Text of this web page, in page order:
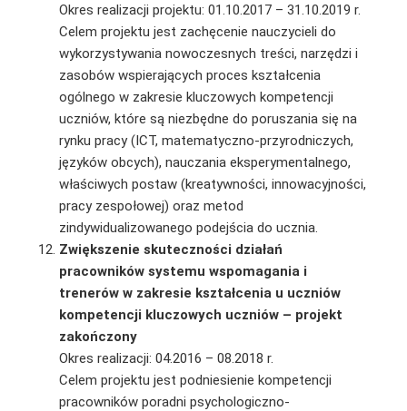
Okres realizacji projektu: 01.10.2017 – 31.10.2019 r.
Celem projektu jest zachęcenie nauczycieli do
wykorzystywania nowoczesnych treści, narzę­dzi i
zasobów wspierających proces kształcenia
ogólnego w zakresie kluczowych kompetencji
uczniów, które są niezbędne do poruszania się na
rynku pracy (ICT, matematyczno-przyrod­niczych,
języków obcych), nauczania eksperymentalnego,
właściwych postaw (kreatywności, innowacyjności,
pracy zespołowej) oraz metod
zindywidualizowanego podejścia do ucznia.
Zwiększenie skuteczności działań
pracowników systemu wspomagania i
trenerów w zakresie kształcenia u uczniów
kompetencji kluczowych uczniów – projekt
zakończony
Okres realizacji: 04.2016 – 08.2018 r.
Celem projektu jest podniesienie kompetencji
pracowników poradni psychologiczno-